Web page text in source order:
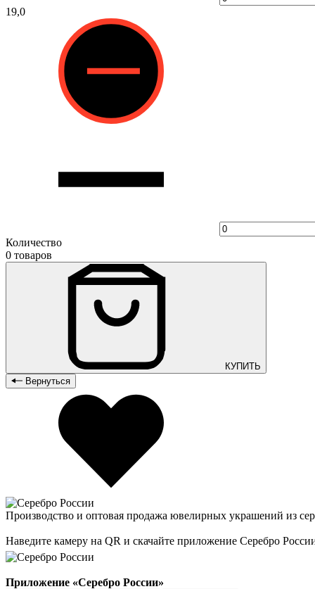
19,0
Количество
0 товаров
КУПИТЬ
Вернуться
Производство и оптовая продажа ювелирных украшений из
Наведите камеру на QR и скачайте приложение Серебро
Приложение «Серебро России»